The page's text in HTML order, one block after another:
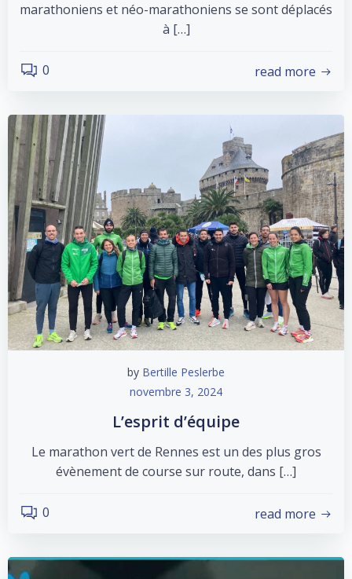
marathoniens et néo-marathoniens se sont déplacés
à […]
0 read more
by Bertille Peslerbe
novembre 3, 2024
L’esprit d’équipe
Le marathon vert de Rennes est un des plus gros
évènement de course sur route, dans […]
0 read more